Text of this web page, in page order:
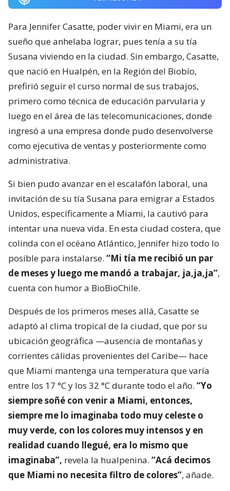
Para Jennifer Casatte, poder vivir en Miami, era un
sueño que anhelaba lograr, pues tenía a su tía
Susana viviendo en la ciudad. Sin embargo, Casatte,
que nació en Hualpén, en la Región del Biobío,
prefirió seguir el curso normal de sus trabajos,
primero como técnica de educación parvularia y
luego en el área de las telecomunicaciones, donde
ingresó a una empresa donde pudo desenvolverse
como ejecutiva de ventas y posteriormente como
administrativa.
Si bien pudo avanzar en el escalafón laboral, una
invitación de su tía Susana para emigrar a Estados
Unidos, específicamente a Miami, la cautivó para
intentar una nueva vida. En esta ciudad costera, que
colinda con el océano Atlántico, Jennifer hizo todo lo
posible para instalarse. “Mi tía me recibió un par
de meses y luego me mandó a trabajar, ja,ja,ja”,
cuenta con humor a BioBioChile.
Después de los primeros meses allá, Casatte se
adaptó al clima tropical de la ciudad, que por su
ubicación geográfica —ausencia de montañas y
corrientes cálidas provenientes del Caribe— hace
que Miami mantenga una temperatura que varía
entre los 17 °C y los 32 °C durante todo el año. “Yo
siempre soñé con venir a Miami, entonces,
siempre me lo imaginaba todo muy celeste o
muy verde, con los colores muy intensos y en
realidad cuando llegué, era lo mismo que
imaginaba”, revela la hualpenina. “Acá decimos
que Miami no necesita filtro de colores”, añade.